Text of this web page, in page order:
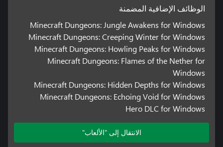
الوظائف الإضافية المضمنة
Minecraft Dungeons: Jungle Awakens for Windows
Minecraft Dungeons: Creeping Winter for Windows
Minecraft Dungeons: Howling Peaks for Windows
Minecraft Dungeons: Flames of the Nether for
Windows
Minecraft Dungeons: Hidden Depths for Windows
Minecraft Dungeons: Echoing Void for Windows
Hero DLC for Windows
الانتقال إلى "الألعاب"